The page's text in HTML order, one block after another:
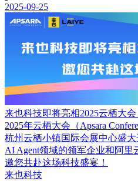
2025-09-25
来也科技即将亮相2025云栖大
2025年云栖大会（Apsara
杭州云栖小镇国际会展中心盛
AI Agent领域的领军企业和阿
邀您共赴这场科技盛宴！
来也科技